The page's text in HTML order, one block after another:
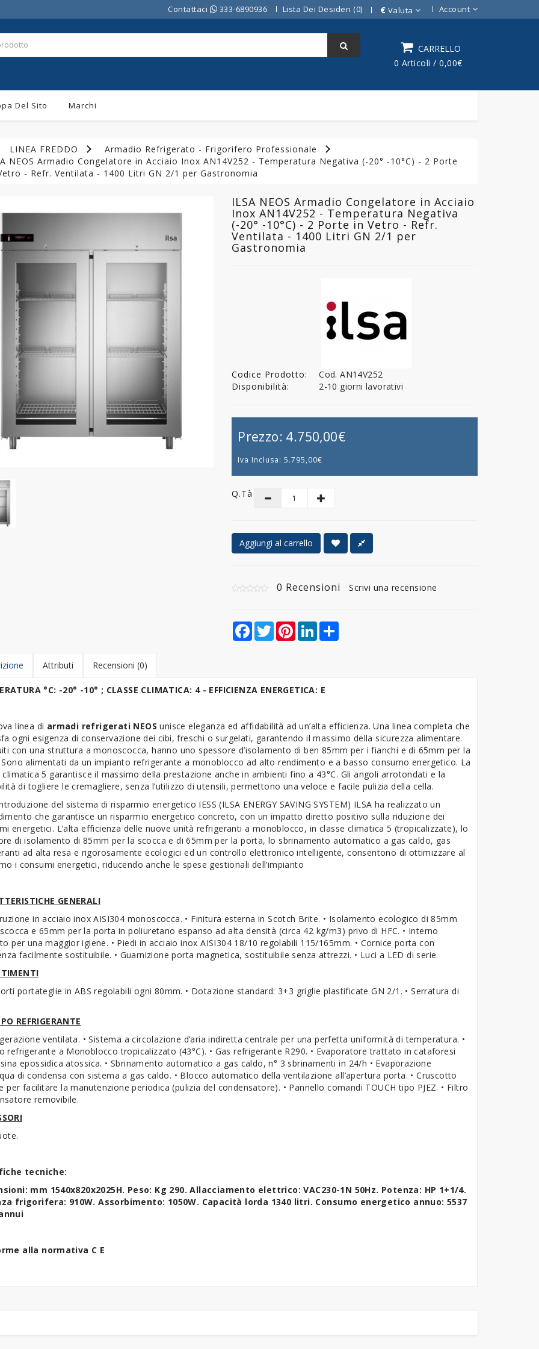
Contattaci 333-6890936 Lista Dei Desideri (0) € Valuta Account
CARRELLO
0 Articoli / 0,00€
Del Sito Marchi
LINEA FREDDO
Armadio Refrigerato - Frigorifero Professionale
NEOS Armadio Congelatore in Acciaio Inox AN14V252 - Temperatura Negativa (-20° -10°C) - 2 Porte
- Refr. Ventilata - 1400 Litri GN 2/1 per Gastronomia
ILSA NEOS Armadio Congelatore in Acciaio
Inox AN14V252 - Temperatura Negativa
(-20° -10°C) - 2 Porte in Vetro - Refr.
Ventilata - 1400 Litri GN 2/1 per
Gastronomia
Codice Prodotto:
Cod. AN14V252
Disponibilità:
2-10 giorni lavorativi
Prezzo: 4.750,00€
Iva Inclusa:5.795,00€
Q.tà
Aggiungi al carrello
0 Recensioni Scrivi una recensione
Facebook
TwitterPinterestLinkedIn
Attributi Recensioni (0)
°C: -20° -10° ; CLASSE CLIMATICA: 4 - EFFICIENZA ENERGETICA: E
linea di armadi refrigerati NEOS unisce eleganza ed affidabilità ad un’alta efficienza. Una linea completa che
ogni esigenza di conservazione dei cibi, freschi o surgelati, garantendo il massimo della sicurezza alimentare.
con una struttura a monoscocca, hanno uno spessore d’isolamento di ben 85mm per i fianchi e di 65mm per la
alimentati da un impianto refrigerante a monoblocco ad alto rendimento e a basso consumo energetico. La
climatica 5 garantisce il massimo della prestazione anche in ambienti fino a 43°C. Gli angoli arrotondati e la
di togliere le cremagliere, senza l’utilizzo di utensili, permettono una veloce e facile pulizia della cella.
del sistema di risparmio energetico IESS (ILSA ENERGY SAVING SYSTEM) ILSA ha realizzato un
che garantisce un risparmio energetico concreto, con un impatto diretto positivo sulla riduzione dei
energetici. L’alta efficienza delle nuove unità refrigeranti a monoblocco, in classe climatica 5 (tropicalizzate), lo
di isolamento di 85mm per la scocca e di 65mm per la porta, lo sbrinamento automatico a gas caldo, gas
ad alta resa e rigorosamente ecologici ed un controllo elettronico intelligente, consentono di ottimizzare al
i consumi energetici, riducendo anche le spese gestionali dell’impianto
GENERALI
in acciaio inox AISI304 monoscocca. • Finitura esterna in Scotch Brite. • Isolamento ecologico di 85mm
e 65mm per la porta in poliuretano espanso ad alta densità (circa 42 kg/m3) privo di HFC. • Interno
per una maggior igiene. • Piedi in acciaio inox AISI304 18/10 regolabili 115/165mm. • Cornice porta con
facilmente sostituibile. • Guarnizione porta magnetica, sostituibile senza attrezzi. • Luci a LED di serie.
portateglie in ABS regolabili ogni 80mm. • Dotazione standard: 3+3 griglie plastificate GN 2/1. • Serratura di
REFRIGERANTE
ventilata. • Sistema a circolazione d’aria indiretta centrale per una perfetta uniformità di temperatura. •
refrigerante a Monoblocco tropicalizzato (43°C). • Gas refrigerante R290. • Evaporatore trattato in cataforesi
epossidica atossica. • Sbrinamento automatico a gas caldo, n° 3 sbrinamenti in 24/h • Evaporazione
di condensa con sistema a gas caldo. • Blocco automatico della ventilazione all’apertura porta. • Cruscotto
per facilitare la manutenzione periodica (pulizia del condensatore). • Pannello comandi TOUCH tipo PJEZ. • Filtro
removibile.
tecniche:
mm 1540x820x2025H. Peso: Kg 290. Allacciamento elettrico: VAC230-1N 50Hz. Potenza: HP 1+1/4.
frigorifera: 910W. Assorbimento: 1050W. Capacità lorda 1340 litri. Consumo energetico annuo: 5537
alla normativa C E